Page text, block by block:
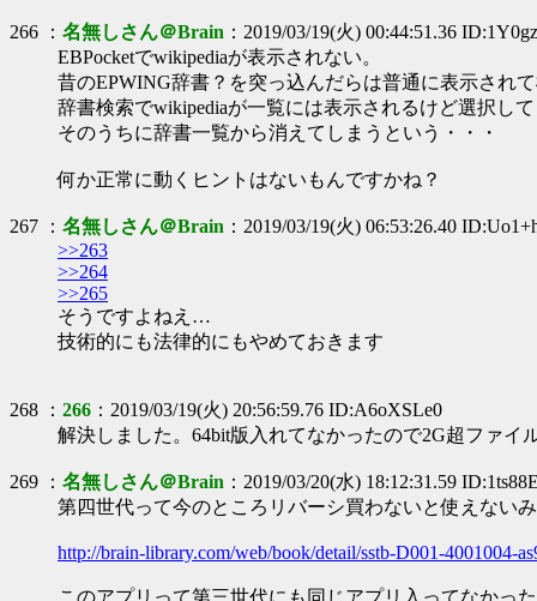
266 ： 名無しさん＠Brain ：2019/03/19(火) 00:44:51.36
EBPocketでwikipediaが表示されない。
昔のEPWING辞書？を突っ込んだらは普通に表示され
辞書検索でwikipediaが一覧には表示されるけど選択し
そのうちに辞書一覧から消えてしまうという・・・
何か正常に動くヒントはないもんですかね？
267 ： 名無しさん＠Brain ：2019/03/19(火) 06:53:26.40
>>263
>>264
>>265
そうですよねえ…
技術的にも法律的にもやめておきます
268 ： 266 ：2019/03/19(火) 20:56:59.76 ID:A6oXSLe0
解決しました。64bit版入れてなかったので2G超ファイ
269 ： 名無しさん＠Brain ：2019/03/20(水) 18:12:31.59
第四世代って今のところリバーシ買わないと使えない
http://brain-library.com/web/book/detail/sstb-D001-4001004-